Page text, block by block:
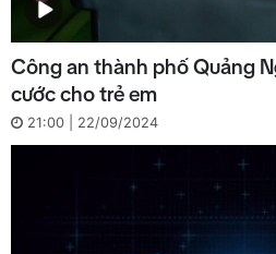
Công an thành phố Quảng
cước cho trẻ em
21:00 | 22/09/2024